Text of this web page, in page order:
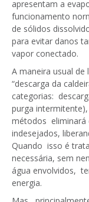
apresentam a
funcionamento
de sólidos
para evitar danos
vapor conectado.
A maneira usual de
“descarga da
categorias:
purga
métodos eliminará
indesejados,
Quando isso é
necessária, sem
água envolvidos,
energia.